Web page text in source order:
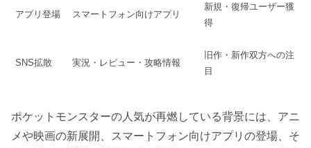
アプリ登場 スマートフォン向けアプリ
新規・復帰ユーザー獲
得
SNS拡散 実況・レビュー・攻略情報
旧作・新作双方への注
目
ポケットモンスターの人気が再燃している背景には、アニ
メや映画の新展開、スマートフォン向けアプリの登場、そ